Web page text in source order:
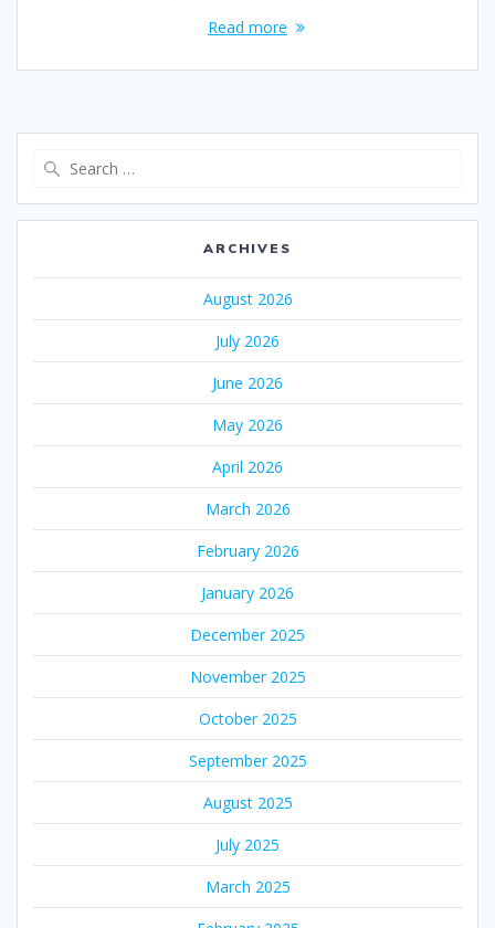
Read more
ARCHIVES
August 2026
July 2026
June 2026
May 2026
April 2026
March 2026
February 2026
January 2026
December 2025
November 2025
October 2025
September 2025
August 2025
July 2025
March 2025